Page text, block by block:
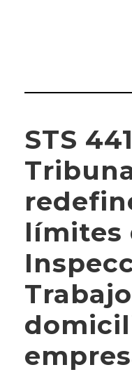
STS
límites